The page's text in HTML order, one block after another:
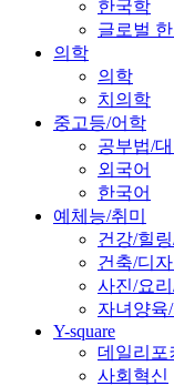
한국학
글로벌
의학
의학
치의학
중고등/어학
공부법/
외국어
한국어
예체능/취미
건강/힐
건축/디
사진/요
자녀양육
Y-square
데일리포
사회혁신